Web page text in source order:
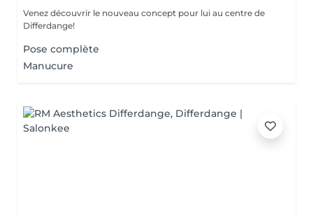
Venez découvrir le nouveau concept pour lui au centre de
Differdange!
Pose complète
Manucure